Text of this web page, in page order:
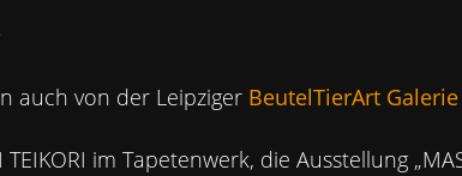
auch von der Leipziger BeutelTierArt Galerie
TEIKORI im Tapetenwerk, die Ausstellung